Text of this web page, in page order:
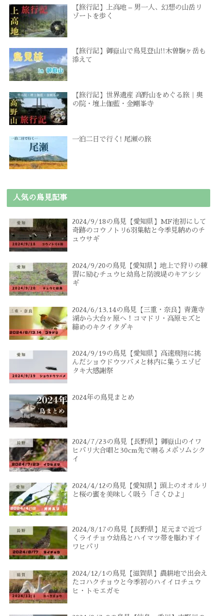
【旅行記】上高地 – 男一人、幻想の山岳リ
ゾートを歩く
【旅行記】御嶽山で鳥見登山!!木曽駒ヶ岳も
添えて
【旅行記】世界遺産 高野山をめぐる旅｜奥
の院・壇上伽藍・金剛峯寺
一泊二日で行く! 尾瀬の旅
人気の鳥見記事
2024/9/18の鳥見【愛知県】MF池初にして
奇跡のコウノトリ6羽集結と今季見納めのチ
ュウサギ
2024/9/20の鳥見【愛知県】地上で狩りの練
習に励むチュウヒ幼鳥と防波堤のキアシシ
ギ
2024/6/13,14の鳥見【三重・奈良】青蓮寺
湖から大台ヶ原へ！コマドリ・高原モズと
締めのキクイタダキ
2024/9/19の鳥見【愛知県】高速飛翔に挑
んだショウドウツバメと林内に集うエゾビ
タキ大感謝祭
2024年の鳥見まとめ
2024/7/23の鳥見【長野県】御嶽山のイワ
ヒバリ大合唱と30cm先で囀るメボソムシク
イ
2024/4/12の鳥見【愛知県】頭上のオオルリ
と桜の蜜を美味しく吸う「さくひよ」
2024/8/17の鳥見【長野県】足元まで近づ
くライチョウ幼鳥とハイマツ帯を賑わすイ
ワヒバリ
2024/12/1の鳥見【滋賀県】農耕地で出会え
たコハクチョウと今季初のハイイロチュウ
ヒ・トモエガモ